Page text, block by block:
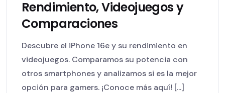
Rendimiento, Videojuegos y
Comparaciones
Descubre el iPhone 16e y su rendimiento en
videojuegos. Comparamos su potencia con
otros smartphones y analizamos si es la mejor
opción para gamers. ¡Conoce más aquí! [...]